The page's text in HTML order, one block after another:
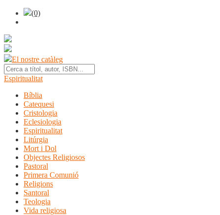
(0)
El nostre catàleg
Espiritualitat
Bíblia
Catequesi
Cristologia
Eclesiologia
Espiritualitat
Litúrgia
Mort i Dol
Objectes Religiosos
Pastoral
Primera Comunió
Religions
Santoral
Teologia
Vida religiosa